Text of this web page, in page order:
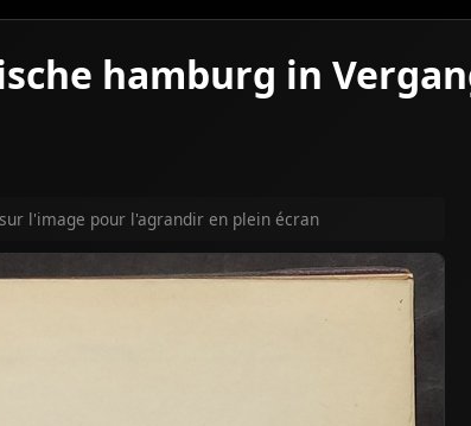
hamburg in
l'image pour l'agrandir en plein écran